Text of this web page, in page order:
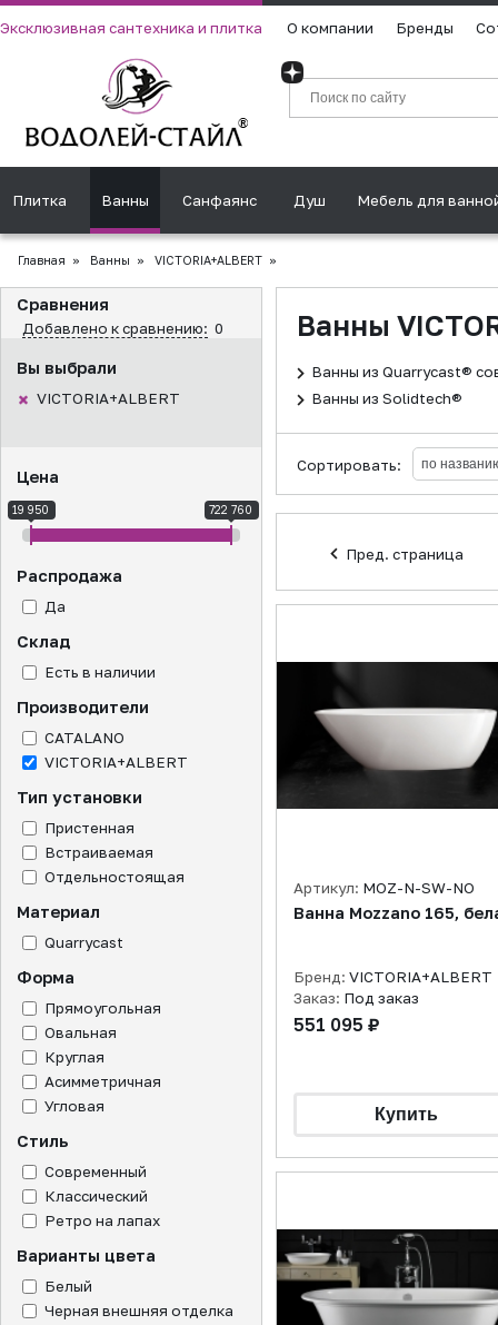
Эксклюзивная сантехника и плитка О компании Бренды
Плитка Ванны Санфаянс Душ Мебель для
Главная » Ванны » VICTORIA+ALBERT »
Сравнения
Добавлено к сравнению: 0
Вы выбрали
VICTORIA+ALBERT
Цена
19 950 722 760
Распродажа
Да
Склад
Есть в наличии
Производители
CATALANO
VICTORIA+ALBERT
Тип установки
Пристенная
Встраиваемая
Отдельностоящая
Материал
Quarrycast
Форма
Прямоугольная
Овальная
Круглая
Асимметричная
Угловая
Стиль
Современный
Классический
Ретро на лапах
Варианты цвета
Белый
Черная внешняя отделка
Ванны
Ванны из Quarrycast®
Ванны из Solidtech®
Сортировать:
Пред. страница
Артикул: MOZ-N-SW-NO
Ванна Mozzano 165,
Бренд: VICTORIA+ALBERT
Заказ: Под заказ
551 095 ₽